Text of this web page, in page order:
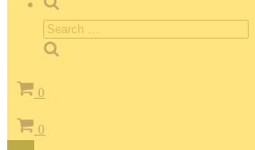
Search
for:
Cart
0
Cart
0